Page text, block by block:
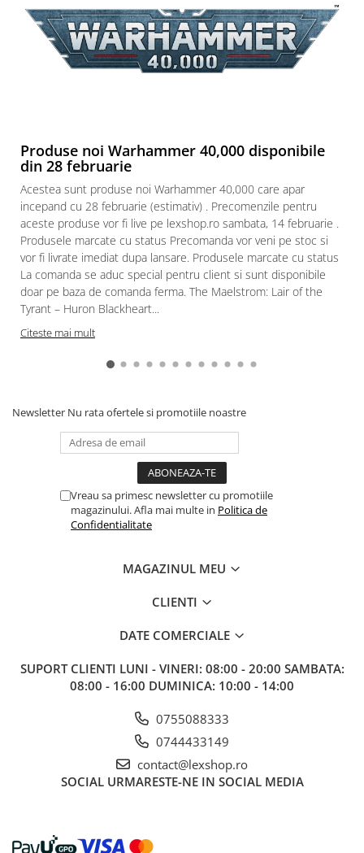
Produse noi Warhammer 40,000 disponibile
din 28 februarie
Acestea sunt produse noi Warhammer 40,000 care apar
incepand cu 28 februarie (estimativ) . Precomenzile pentru
aceste produse vor fi live pe lexshop.ro sambata, 14 februarie .
Produsele marcate cu status Precomanda vor veni pe stoc si
vor fi livrate imediat dupa lansare. Produsele marcate cu status
La comanda se aduc special pentru client si sunt disponibile
doar pe baza de comanda ferma. The Maelstrom: Lair of the
Tyrant – Huron Blackheart...
Citeste mai mult
Newsletter Nu rata ofertele si promotiile noastre
Vreau sa primesc newsletter cu promotiile
magazinului. Afla mai multe in Politica de
Confidentialitate
MAGAZINUL MEU
CLIENTI
DATE COMERCIALE
SUPORT CLIENTI LUNI - VINERI: 08:00 - 20:00 SAMBATA:
08:00 - 16:00 DUMINICA: 10:00 - 14:00
0755088333
0744433149
contact@lexshop.ro
SOCIAL URMARESTE-NE IN SOCIAL MEDIA